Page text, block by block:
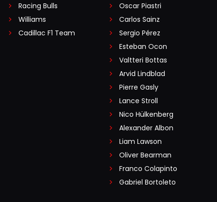
Racing Bulls
Williams
Cadillac F1 Team
Oscar Piastri
Carlos Sainz
Sergio Pérez
Esteban Ocon
Valtteri Bottas
Arvid Lindblad
Pierre Gasly
Lance Stroll
Nico Hülkenberg
Alexander Albon
Liam Lawson
Oliver Bearman
Franco Colapinto
Gabriel Bortoleto